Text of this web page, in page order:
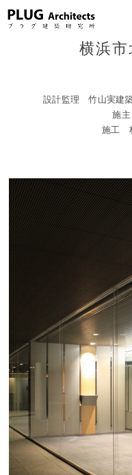
横浜市
設計監理 竹山実建
施
施工